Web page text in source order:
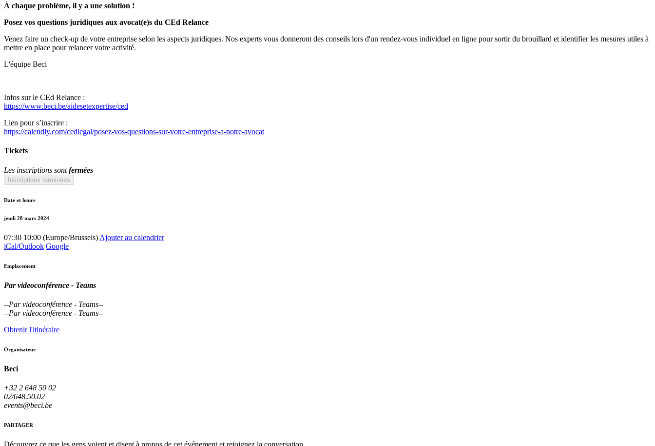
À chaque problème, il y a une solution !
Posez vos questions juridiques aux avocat(e)s du CEd Relance
Venez faire un check-up de votre entreprise selon les aspects juridiques. Nos experts vous donneront des conseils lors d'un rendez-vous individuel en ligne pour sortir du brouillard et identifier les mesures utiles à
mettre en place pour relancer votre activité.
L'équipe Beci
Infos sur le CEd Relance :
https://www.beci.be/aidesetexpertise/ced
Lien pour s’inscrire :
https://calendly.com/cedlegal/posez-vos-questions-sur-votre-entreprise-a-notre-avocat
Tickets
Les inscriptions sontfermées
Inscriptions terminées
Date et heure
jeudi 28 mars 2024
07:30 10:00 (Europe/Brussels) Ajouter au calendrier
iCal/Outlook Google
Emplacement
Par videoconférence - Teams
--Par videoconférence - Teams--
--Par videoconférence - Teams--
Obtenir l'itinéraire
Organisateur
Beci
+32 2 648 50 02
02/648.50.02
events@beci.be
PARTAGER
Découvrez ce que les gens voient et disent à propos de cet événement et rejoignez la conversation.